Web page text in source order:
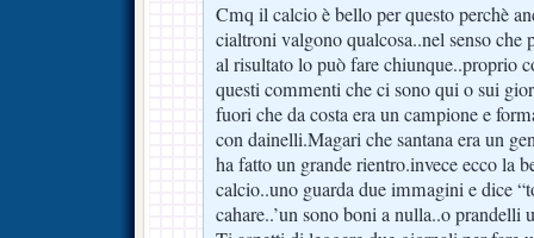
Cmq il calcio è bello per questo perchè
cialtroni valgono qualcosa..nel senso che
al risultato lo può fare chiunque..proprio
questi commenti che ci sono qui o sui
fuori che da costa era un campione e
con dainelli.Magari che santana era un
ha fatto un grande rientro.invece ecco la
calcio..uno guarda due immagini e dice
cahare..’un sono boni a nulla..o